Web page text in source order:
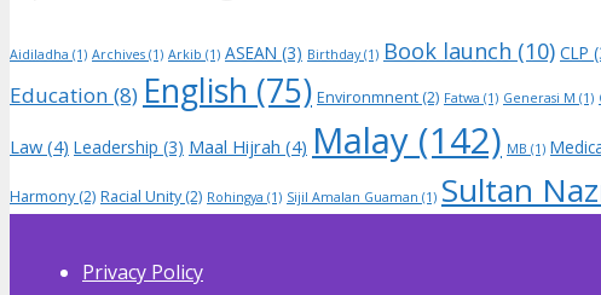
Aidiladha (1) Archives (1) Arkib (1) ASEAN (3) Birthday(1) Book launch (10) CLP
Education (8) English (75) Environmnent (2) Fatwa (1) Generasi M (1)
Law (4) Leadership (3) Maal Hijrah (4) Malay (142) MB (1)
Harmony (2) Racial Unity (2) Rohingya (1) Sijil Amalan Guaman (1) Sultan
Privacy Policy